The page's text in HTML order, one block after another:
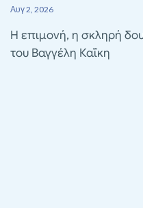
Αυγ 2, 2026
Η επιμονή, η σκληρή
του Βαγγέλη Καΐκη